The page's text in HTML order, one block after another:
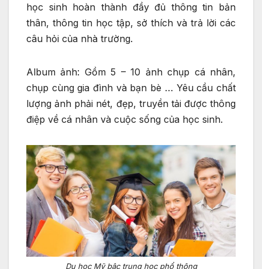
học sinh hoàn thành đầy đủ thông tin bản
thân, thông tin học tập, sở thích và trả lời các
câu hỏi của nhà trường.
Album ảnh: Gồm 5 – 10 ảnh chụp cá nhân,
chụp cùng gia đình và bạn bè … Yêu cầu chất
lượng ảnh phải nét, đẹp, truyền tải được thông
điệp về cá nhân và cuộc sống của học sinh.
Du học Mỹ bậc trung học phổ thông